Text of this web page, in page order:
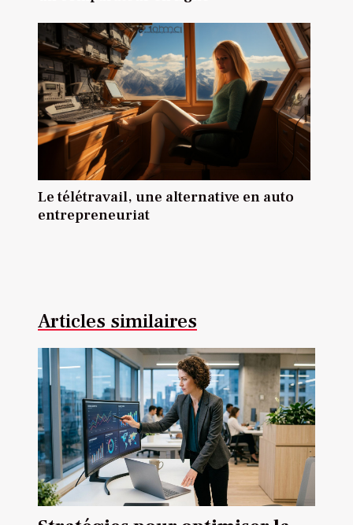
Le télétravail, une alternative en auto
entrepreneuriat
Articles similaires